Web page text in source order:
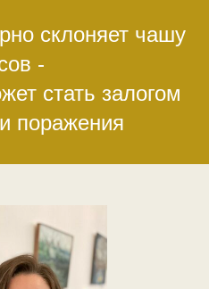
склоняет чашу
-
стать залогом
поражения